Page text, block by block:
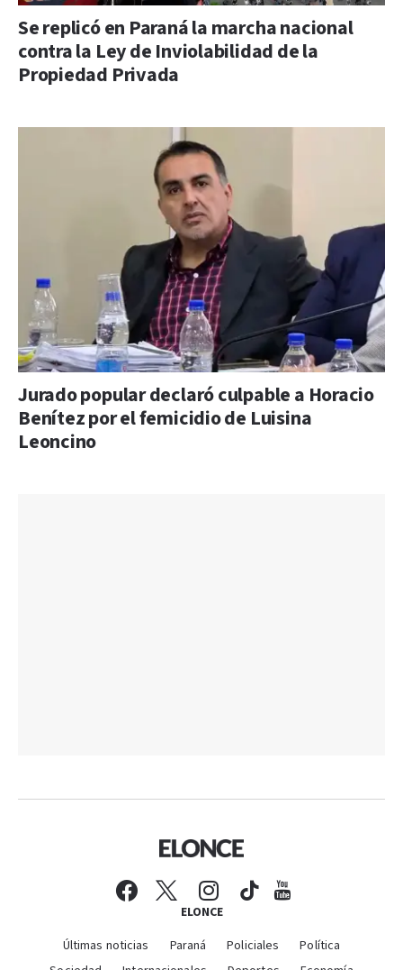
Se replicó en Paraná la marcha nacional
contra la Ley de Inviolabilidad de la
Propiedad Privada
Jurado popular declaró culpable a Horacio
Benítez por el femicidio de Luisina
Leoncino
ELONCE
Últimas noticias Paraná Policiales
Política